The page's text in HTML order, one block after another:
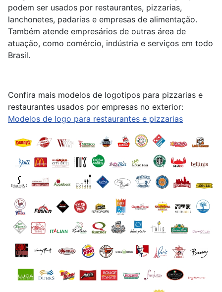
podem ser usados por restaurantes, pizzarias,
lanchonetes, padarias e empresas de alimentação.
Também atende empresários de outras área de
atuação, como comércio, indústria e serviços em todo
Brasil.
Confira mais modelos de logotipos para pizzarias e
restaurantes usados por empresas no exterior:
Modelos de logo para restaurantes e pizzarias